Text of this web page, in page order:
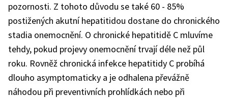
pozornosti. Z tohoto důvodu se také 60 - 85%
postižených akutní hepatitidou dostane do chronického
stadia onemocnění. O chronické hepatitidě C mluvíme
tehdy, pokud projevy onemocnění trvají déle než půl
roku. Rovněž chronická infekce hepatitidy C probíhá
dlouho asymptomaticky a je odhalena převážně
náhodou při preventivních prohlídkách nebo při